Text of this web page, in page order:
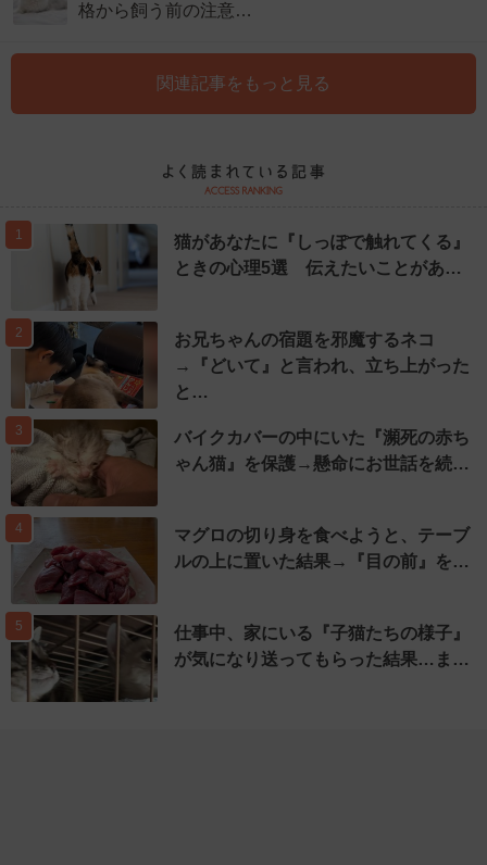
格から飼う前の注意…
関連記事をもっと見る
1
猫があなたに『しっぽで触れてくる』
ときの心理5選 伝えたいことがあ…
2
お兄ちゃんの宿題を邪魔するネコ
→『どいて』と言われ、立ち上がった
と…
3
バイクカバーの中にいた『瀕死の赤ち
ゃん猫』を保護→懸命にお世話を続…
4
マグロの切り身を食べようと、テーブ
ルの上に置いた結果→『目の前』を…
5
仕事中、家にいる『子猫たちの様子』
が気になり送ってもらった結果…ま…